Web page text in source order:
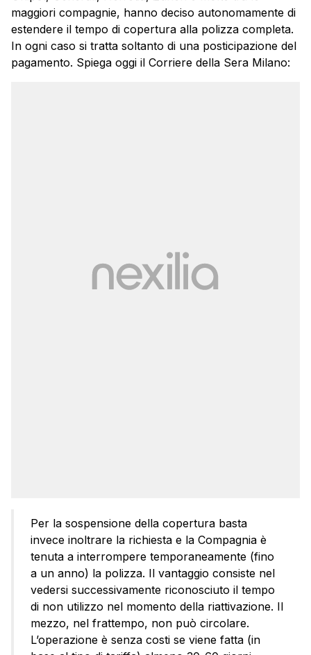
maggiori compagnie, hanno deciso autonomamente di
estendere il tempo di copertura alla polizza completa.
In ogni caso si tratta soltanto di una posticipazione del
pagamento. Spiega oggi il Corriere della Sera Milano:
Per la sospensione della copertura basta
invece inoltrare la richiesta e la Compagnia è
tenuta a interrompere temporaneamente (fino
a un anno) la polizza. Il vantaggio consiste nel
vedersi successivamente riconosciuto il tempo
di non utilizzo nel momento della riattivazione. Il
mezzo, nel frattempo, non può circolare.
L’operazione è senza costi se viene fatta (in